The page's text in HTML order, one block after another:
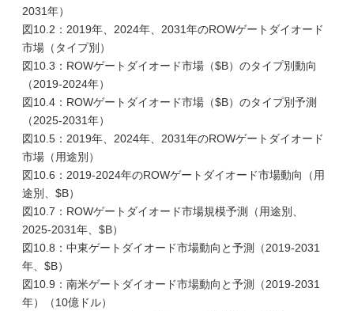
2031年）
図10.2：2019年、2024年、2031年のROWゲートダイオード
市場（タイプ別）
図10.3：ROWゲートダイオード市場（$B）のタイプ別動向
（2019-2024年）
図10.4：ROWゲートダイオード市場（$B）のタイプ別予測
（2025-2031年）
図10.5：2019年、2024年、2031年のROWゲートダイオード
市場（用途別）
図10.6：2019-2024年のROWゲートダイオード市場動向（用
途別、$B）
図10.7：ROWゲートダイオード市場規模予測（用途別、
2025-2031年、$B）
図10.8：中東ゲートダイオード市場動向と予測（2019-2031
年、$B）
図10.9：南米ゲートダイオード市場動向と予測（2019-2031
年）（10億ドル）